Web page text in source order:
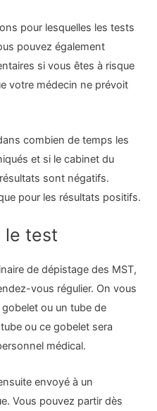
pour lesquelles les tests
pouvez également
si vous êtes à risque
votre médecin ne prévoit
combien de temps les
et si le cabinet du
sont négatifs.
pour les résultats positifs.
le test
de dépistage des MST,
vous régulier. On vous
ou un tube de
ou ce gobelet sera
médical.
envoyé à un
Vous pouvez partir dès